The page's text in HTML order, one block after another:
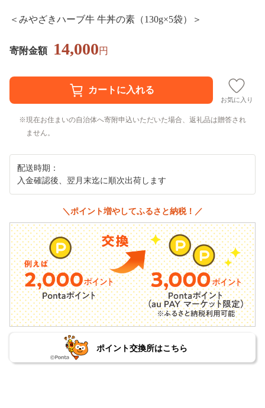
＜みやざきハーブ牛 牛丼の素（130g×5袋）＞
寄附金額 14,000円
お気に入り
現在お住まいの自治体へ寄附申込いただいた場合、返礼品は贈答され
ません。
配送時期：
入金確認後、翌月末迄に順次出荷します
＼ポイント増やしてふるさと納税！／
ポイント交換所はこちら